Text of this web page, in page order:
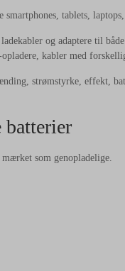
tablets,
og adaptere til
kabler med
strømstyrke, effekt,
batterier
som genopladelige.